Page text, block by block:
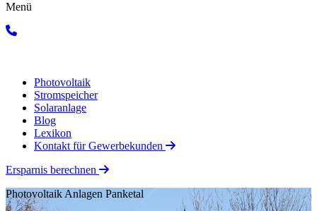
Menü
Photovoltaik
Stromspeicher
Solaranlage
Blog
Lexikon
Kontakt für Gewerbekunden
Ersparnis berechnen
Photovoltaik Anlagen Panketal